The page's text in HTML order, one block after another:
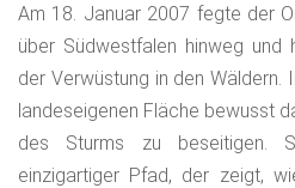
Am 18. Januar 2007 fegte der
über Südwestfalen hinweg und
der Verwüstung in den Wäldern.
landeseigenen Fläche bewusst
des Sturms zu beseitigen.
einzigartiger Pfad, der zeigt,